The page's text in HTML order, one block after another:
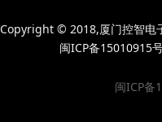
Copyright © 2018,厦门控智电
闽ICP备
闽ICP备